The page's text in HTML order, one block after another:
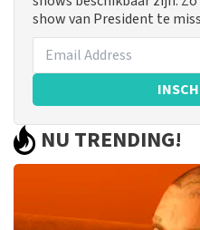
show van President te
NU TRENDING!